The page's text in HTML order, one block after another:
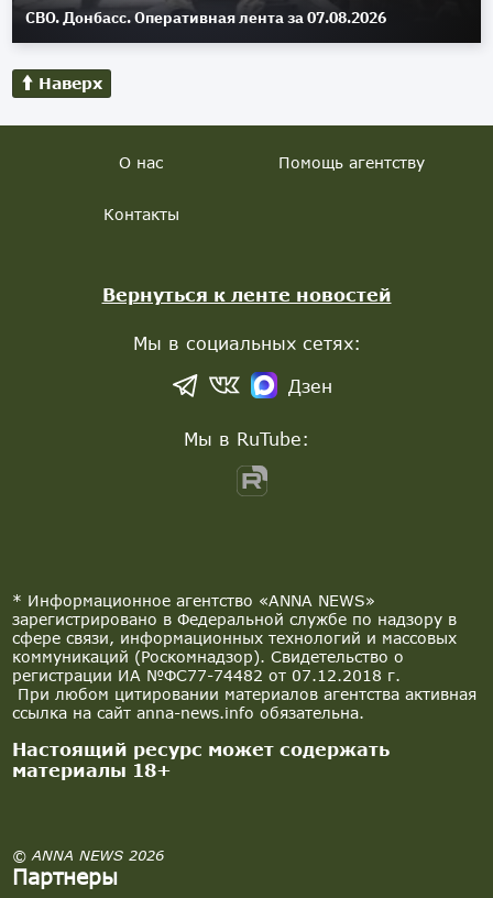
СВО. Донбасс. Оперативная лента за 07.08.2026
Наверх
* Информационное агентство «ANNA NEWS»
зарегистрировано в Федеральной службе по надзору в
сфере связи, информационных технологий и массовых
коммуникаций (Роскомнадзор). Свидетельство о
регистрации ИА №ФС77-74482 от 07.12.2018 г.
При любом цитировании материалов агентства активная
ссылка на сайт anna-news.info обязательна.
Настоящий ресурс может содержать
материалы 18+
© ANNA NEWS 2026
Партнеры
О нас Помощь агентству
Контакты
Вернуться к ленте новостей
Мы в социальных сетях:
Дзен
Мы в RuTube: